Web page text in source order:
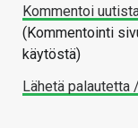
Kommentoi
(Kommentointi
käytöstä)
Lähetä